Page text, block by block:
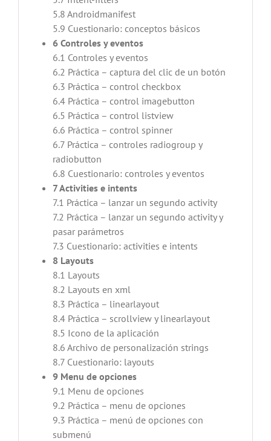
5.8 Androidmanifest
5.9 Cuestionario: conceptos básicos
6 Controles y eventos
6.1 Controles y eventos
6.2 Práctica – captura del clic de un botón
6.3 Práctica – control checkbox
6.4 Práctica – control imagebutton
6.5 Práctica – control listview
6.6 Práctica – control spinner
6.7 Práctica – controles radiogroup y
radiobutton
6.8 Cuestionario: controles y eventos
7 Activities e intents
7.1 Práctica – lanzar un segundo activity
7.2 Práctica – lanzar un segundo activity y
pasar parámetros
7.3 Cuestionario: activities e intents
8 Layouts
8.1 Layouts
8.2 Layouts en xml
8.3 Práctica – linearlayout
8.4 Práctica – scrollview y linearlayout
8.5 Icono de la aplicación
8.6 Archivo de personalización strings
8.7 Cuestionario: layouts
9 Menu de opciones
9.1 Menu de opciones
9.2 Práctica – menu de opciones
9.3 Práctica – menú de opciones con
submenú